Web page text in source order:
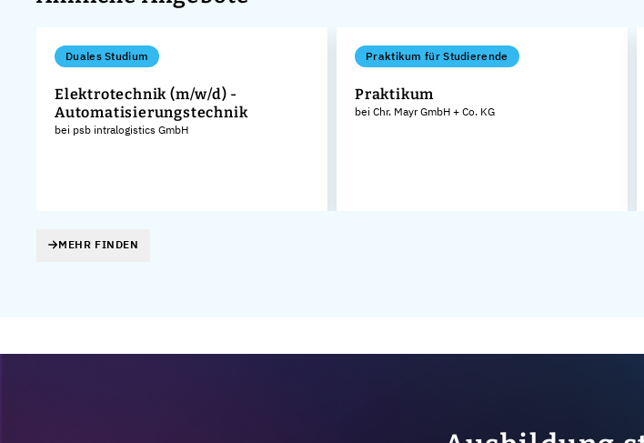
Duales Studium
Elektrotechnik (m/w/d) -
Automatisierungstechnik
bei psb intralogistics GmbH
Praktikum für Studierende
Praktikum
bei Chr. Mayr GmbH + Co. KG
MEHR FINDEN